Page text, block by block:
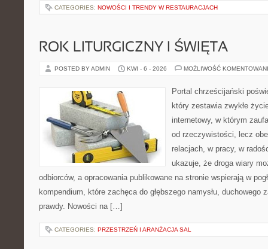
CATEGORIES: NOWOŚCI I TRENDY W RESTAURACJACH
ROK LITURGICZNY I ŚWIĘTA
POSTED BY ADMIN KWI - 6 - 2026 MOŻLIWOŚĆ
Portal chrześcijański
który zestawia zwykłe
internetowy, w którym
od rzeczywistości, lecz
relacjach, w pracy, w
ukazuje, że droga wiary
odbiorców, a opracowania publikowane na stronie wspierają w
kompendium, które zachęca do głębszego namysłu, duchowego
prawdy. Nowości na […]
CATEGORIES: PRZESTRZEŃ I ARANŻACJA SAL